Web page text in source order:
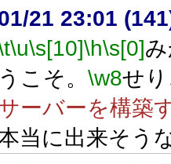
21 23:01
\u\s[10]\h\s[0]
うこそ。 \w8せ
ーバーを構築
当に出来そう